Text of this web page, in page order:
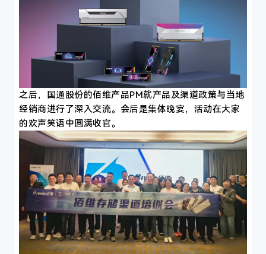
之后， 国通股份的佰维产品PM就产品及渠道政策与当地
经销商进行了深入交流。会后是集体晚宴，活动在大家
的欢声笑语中圆满收官。